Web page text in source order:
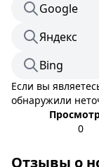
Google
Яндекс
Bing
Если вы
обнаружили
0
Отзывы о